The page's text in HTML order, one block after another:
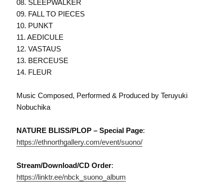
08. SLEEPWALKER
09. FALL TO PIECES
10. PUNKT
11. AEDICULE
12. VASTAUS
13. BERCEUSE
14. FLEUR
Music Composed, Performed & Produced by Teruyuki
Nobuchika
NATURE BLISS/PLOP – Special Page:
https://ethnorthgallery.com/event/suono/
Stream/Download/CD Order:
https://linktr.ee/nbck_suono_album